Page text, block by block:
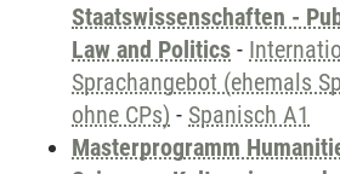
Staatswissenschaften -
Law and Politics -
Sprachangebot (ehemals
ohne CPs) - Spanisch A1
Masterprogramm